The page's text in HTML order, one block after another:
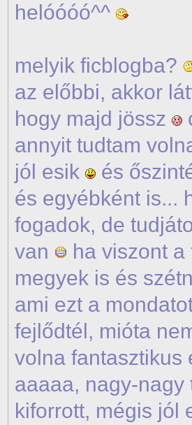
helóóóó^^
melyik ficblogba?
az előbbi, akkor
hogy majd jössz
annyit tudtam
jól esik
és
és egyébként is...
fogadok, de
van
ha viszont
megyek is és
ami ezt a
fejlődtél, mióta
volna fantasztikus
aaaaa, nagy-nagy
kiforrott, mégis jól